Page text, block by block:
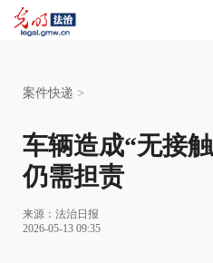
案件快递 >
车辆造成“无接
仍需担责
来源： 法治日报
2026-05-13 09:35